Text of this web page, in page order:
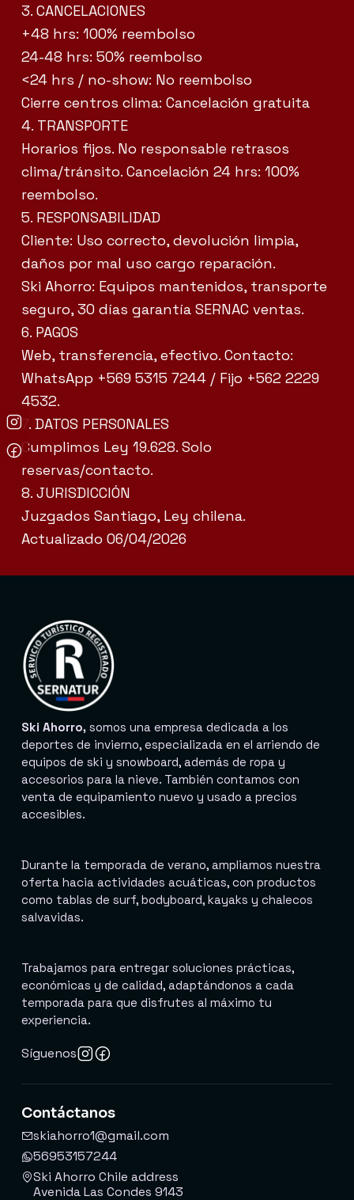
3. CANCELACIONES
+48 hrs: 100% reembolso
24-48 hrs: 50% reembolso
<24 hrs / no-show: No reembolso
Cierre centros clima: Cancelación gratuita
4. TRANSPORTE
Horarios fijos. No responsable retrasos
clima/tránsito. Cancelación 24 hrs: 100%
reembolso.
5. RESPONSABILIDAD
Cliente: Uso correcto, devolución limpia,
daños por mal uso cargo reparación.
Ski Ahorro: Equipos mantenidos, transporte
seguro, 30 días garantía SERNAC ventas.
6. PAGOS
Web, transferencia, efectivo. Contacto:
WhatsApp +569 5315 7244 / Fijo +562 2229
4532.
7. DATOS PERSONALES
Cumplimos Ley 19.628. Solo
reservas/contacto.
8. JURISDICCIÓN
Juzgados Santiago, Ley chilena.
Actualizado 06/04/2026
Ski Ahorro, somos una empresa dedicada a los
deportes de invierno, especializada en el arriendo de
equipos de ski y snowboard, además de ropa y
accesorios para la nieve. También contamos con
venta de equipamiento nuevo y usado a precios
accesibles.
Durante la temporada de verano, ampliamos nuestra
oferta hacia actividades acuáticas, con productos
como tablas de surf, bodyboard, kayaks y chalecos
salvavidas.
Trabajamos para entregar soluciones prácticas,
económicas y de calidad, adaptándonos a cada
temporada para que disfrutes al máximo tu
experiencia.
Síguenos
Contáctanos
skiahorro1@gmail.com
56953157244
Ski Ahorro Chile address
Avenida Las Condes 9143